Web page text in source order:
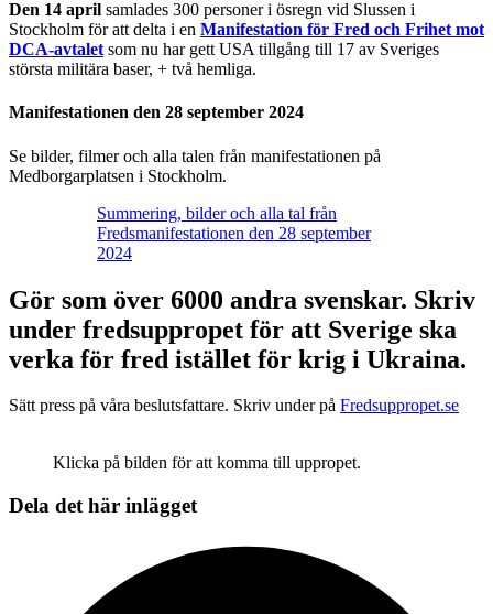
Den 14 april samlades 300 personer i ösregn vid Slussen i
Stockholm för att delta i en Manifestation för Fred och Frihet mot
DCA-avtalet som nu har gett USA tillgång till 17 av Sveriges
största militära baser, + två hemliga.
Manifestationen den 28 september 2024
Se bilder, filmer och alla talen från manifestationen på
Medborgarplatsen i Stockholm.
Summering, bilder och alla tal från
Fredsmanifestationen den 28 september
2024
Gör som över 6000 andra svenskar. Skriv
under fredsuppropet för att Sverige ska
verka för fred istället för krig i Ukraina.
Sätt press på våra beslutsfattare. Skriv under på Fredsuppropet.se
Klicka på bilden för att komma till uppropet.
Dela det här inlägget